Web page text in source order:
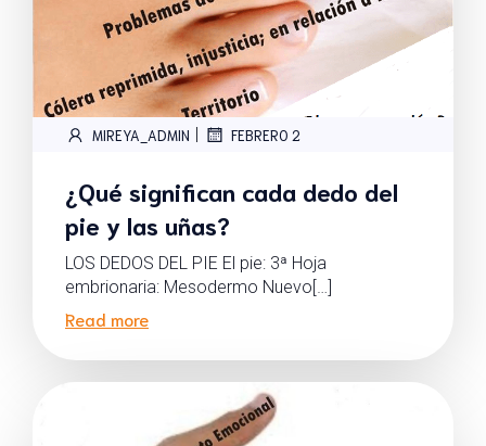
MIREYA_ADMIN | FEBRERO 2
¿Qué significan cada dedo del
pie y las uñas?
LOS DEDOS DEL PIE El pie: 3ª Hoja
embrionaria: Mesodermo Nuevo[…]
Read more